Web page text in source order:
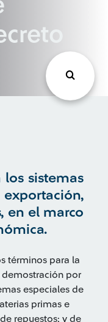
los sistemas
en el marco
términos para la
demostración por
especiales de
primas e
repuestos; y de